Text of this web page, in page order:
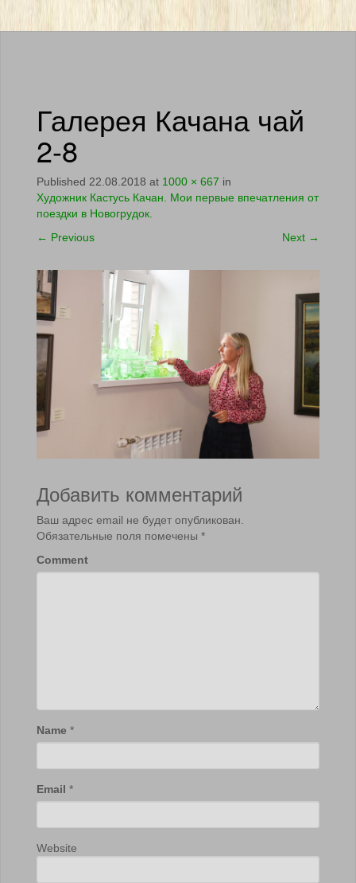
Галерея Качана чай
2-8
Published 22.08.2018 at 1000 × 667 in
Художник Кастусь Качан. Мои первые впечатления от
поездки в Новогрудок.
← Previous Next →
Добавить комментарий
Ваш адрес email не будет опубликован.
Обязательные поля помечены *
Comment
Name *
Email *
Website